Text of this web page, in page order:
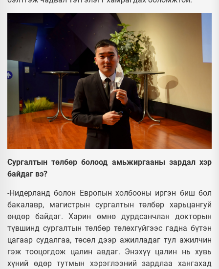
Сургалтын төлбөр болоод амьжиргааны зардал хэр
байдаг вэ?
-Нидерланд болон Европын холбооны иргэн биш бол
бакалавр, магистрын сургалтын төлбөр харьцангуй
өндөр байдаг. Харин өмнө дурдсанчлан докторын
түвшинд сургалтын төлбөр төлөхгүйгээс гадна бүтэн
цагаар судалгаа, төсөл дээр ажилладаг тул ажилчин
гэж тооцогдож цалин авдаг. Энэхүү цалин нь хувь
хүний өдөр тутмын хэрэглээний зардлаа хангахад